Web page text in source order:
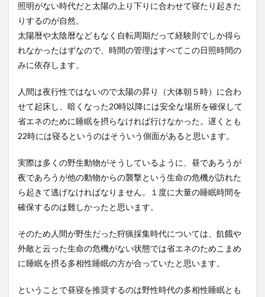
照明がない時代だと太陽の上り下りに合わせて寝たり起きた
りするのが自然。
太陽暦や太陰暦などもなく自転周期だって経験則でしか得ら
れなかったはずなので、時間の管理はすべてこの日照時間の
みに依存します。
人間は夜行性ではないので太陽の昇り（大体朝５時）に合わ
せて起床し、暗くなった20時以降には安全な場所を確保して
省エネのために睡眠を摂らなければ行けなかった。遅くとも
22時には寝るというのはそういう側面があると思います。
実際は多くの野生動物がそうしているように、昼であろうが
夜であろうが他の動物からの襲撃という生命の危機が訪れた
ら起きて逃げなければなりません。１度に大量の睡眠時間を
確保するのは難しかったと思います。
そのため人間が野生だった狩猟採集時代については、飢餓や
外敵と云った生命の危機がない状態では省エネのためこまめ
に睡眠を摂る多相性睡眠の方が合っていたと思います。
ということで昼寝を推奨するのは野性時代の多相性睡眠とも